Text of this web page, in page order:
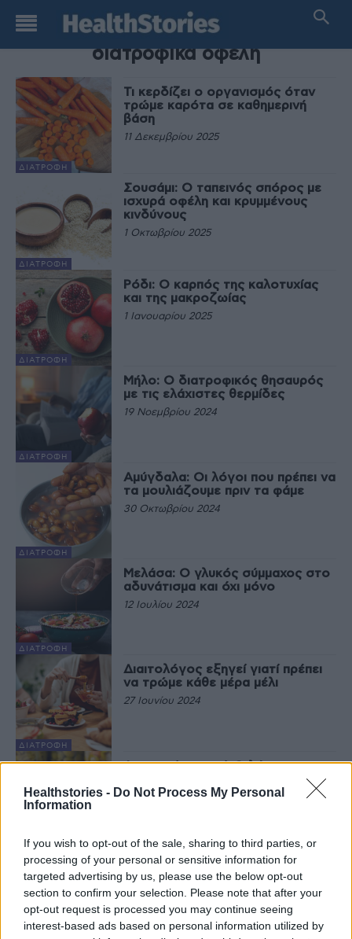
Healthstories - Do Not Process My Personal
Information
If you wish to opt-out of the sale, sharing to third parties, or
processing of your personal or sensitive information for
targeted advertising by us, please use the below opt-out
section to confirm your selection. Please note that after your
opt-out request is processed you may continue seeing
interest-based ads based on personal information utilized by
TAG
διατροφικά οφέλη
ΔΙΑΤΡΟΦΉ
Τι κερδίζει ο οργανισμός όταν
τρώμε καρότα σε καθημερινή
βάση
11 Δεκεμβρίου 2025
ΔΙΑΤΡΟΦΉ
Σουσάμι: Ο ταπεινός σπόρος με
ισχυρά οφέλη και κρυμμένους
κινδύνους
1 Οκτωβρίου 2025
ΔΙΑΤΡΟΦΉ
Ρόδι: Ο καρπός της καλοτυχίας
και της μακροζωίας
1 Ιανουαρίου 2025
ΔΙΑΤΡΟΦΉ
Μήλο: Ο διατροφικός θησαυρός
με τις ελάχιστες θερμίδες
19 Νοεμβρίου 2024
ΔΙΑΤΡΟΦΉ
Αμύγδαλα: Οι λόγοι που πρέπει να
τα μουλιάζουμε πριν τα φάμε
30 Οκτωβρίου 2024
ΔΙΑΤΡΟΦΉ
Μελάσα: Ο γλυκός σύμμαχος στο
αδυνάτισμα και όχι μόνο
12 Ιουλίου 2024
ΔΙΑΤΡΟΦΉ
Διαιτολόγος εξηγεί γιατί πρέπει
να τρώμε κάθε μέρα μέλι
27 Ιουνίου 2024
ΔΙΑΤΡΟΦΉ
Λαχανικά τουρσί: Ο λόγος που
πρέπει να προστεθούν στο πιάτο
σας
Φυτικό ή αγελαδινό γάλα; Ποιο
είναι η καλύτερη επιλογή για την
υγεία
16 Απριλίου 2024